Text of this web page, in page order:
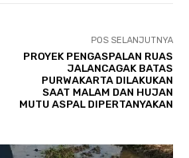
POS SELANJUTNYA
PROYEK PENGASPALAN RUAS
JALANCAGAK BATAS
PURWAKARTA DILAKUKAN
SAAT MALAM DAN HUJAN
MUTU ASPAL DIPERTANYAKAN